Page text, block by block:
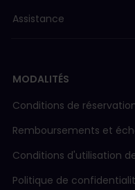
Assistance
MODALITÉS
Conditions de
Remboursements et
Conditions d'utilisation
Politique de